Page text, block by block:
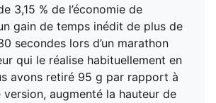
3,15 % de l’économie de
gain de temps inédit de plus de
secondes lors d’un marathon
qui le réalise habituellement en
avons retiré 95 g par rapport à
augmenté la hauteur de